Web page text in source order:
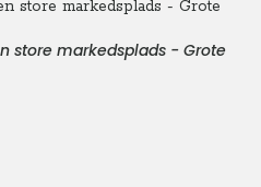
store markedsplads - Grote